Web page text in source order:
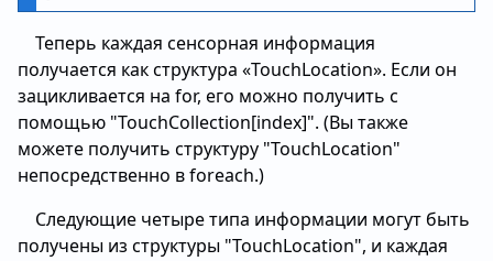
Теперь каждая сенсорная информация
получается как структура «TouchLocation». Если он
зацикливается на for, его можно получить с
помощью "TouchCollection[index]". (Вы также
можете получить структуру "TouchLocation"
непосредственно в foreach.)
Следующие четыре типа информации могут быть
получены из структуры "TouchLocation", и каждая